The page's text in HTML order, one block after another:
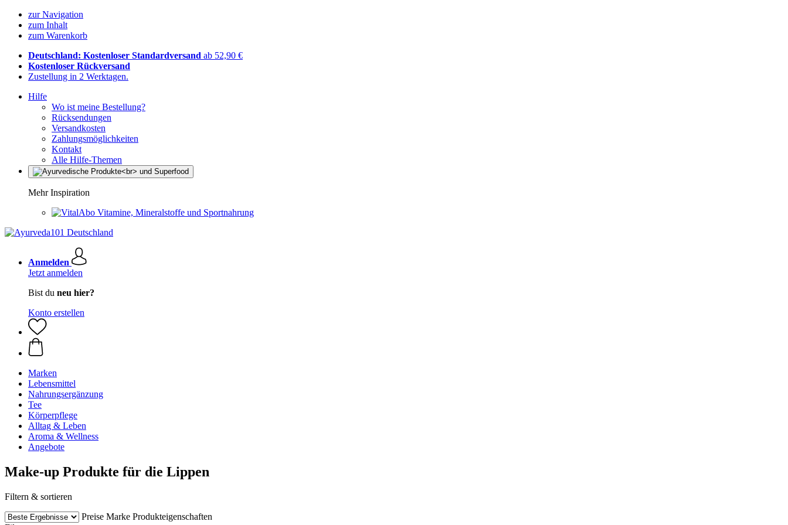
zur Navigation
zum Inhalt
zum Warenkorb
Deutschland: Kostenloser Standardversand ab 52,90 €
Kostenloser Rückversand
Zustellung in 2 Werktagen.
Hilfe
Wo ist meine Bestellung?
Rücksendungen
Versandkosten
Zahlungsmöglichkeiten
Kontakt
Alle Hilfe-Themen
Mehr Inspiration
Vitamine, Mineralstoffe und Sportnahrung
Anmelden
Jetzt anmelden
Bist du neu hier?
Konto erstellen
Marken
Lebensmittel
Nahrungsergänzung
Tee
Körperpflege
Alltag & Leben
Aroma & Wellness
Angebote
Make-up Produkte für die Lippen
Filtern & sortieren
Preise Marke Produkteigenschaften